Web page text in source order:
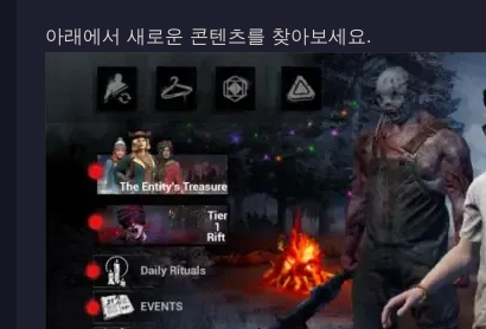
아래에서 새로운 콘텐츠를 찾아보세요.